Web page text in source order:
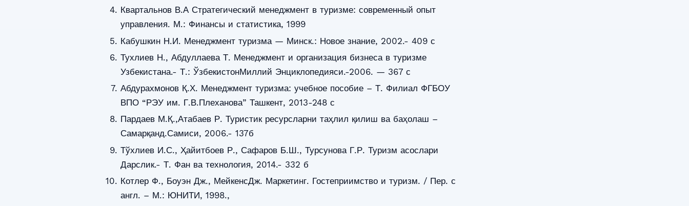
Квартальнов В.А Стратегический менеджмент в туризме: современный опыт
управления. М.: Финансы и статистика, 1999
Кабушкин Н.И. Менеджмент туризма — Минск.: Новое знание, 2002.- 409 с
Тухлиев Н., Абдуллаева Т. Менеджмент и организация бизнеса в туризме
Узбекистана.- Т.: ЎзбекистонМиллий Энциклопедияси.-2006. — 367 с
Абдурахмонов Қ.Х. Менеджмент туризма: учебное пособие – Т. Филиал ФГБОУ
ВПО “РЭУ им. Г.В.Плеханова” Ташкент, 2013-248 с
Пардаев М.Қ.,Атабаев Р. Туристик ресурсларни таҳлил қилиш ва баҳолаш –
Самарқанд.Самиси, 2006.- 137б
Тўхлиев И.С., Ҳайитбоев Р., Сафаров Б.Ш., Турсунова Г.Р. Туризм асослари
Дарслик.- Т. Фан ва технология, 2014.- 332 б
Котлер Ф., Боуэн Дж., МейкенсДж. Маркетинг. Гостеприимство и туризм. / Пер. с
англ. – М.: ЮНИТИ, 1998.,